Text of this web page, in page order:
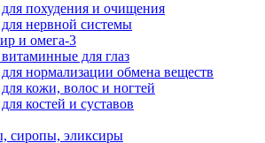
похудения и очищения
нервной системы
и омега-3
для глаз
нормализации обмена веществ
кожи, волос и ногтей
костей и суставов
сиропы, эликсиры